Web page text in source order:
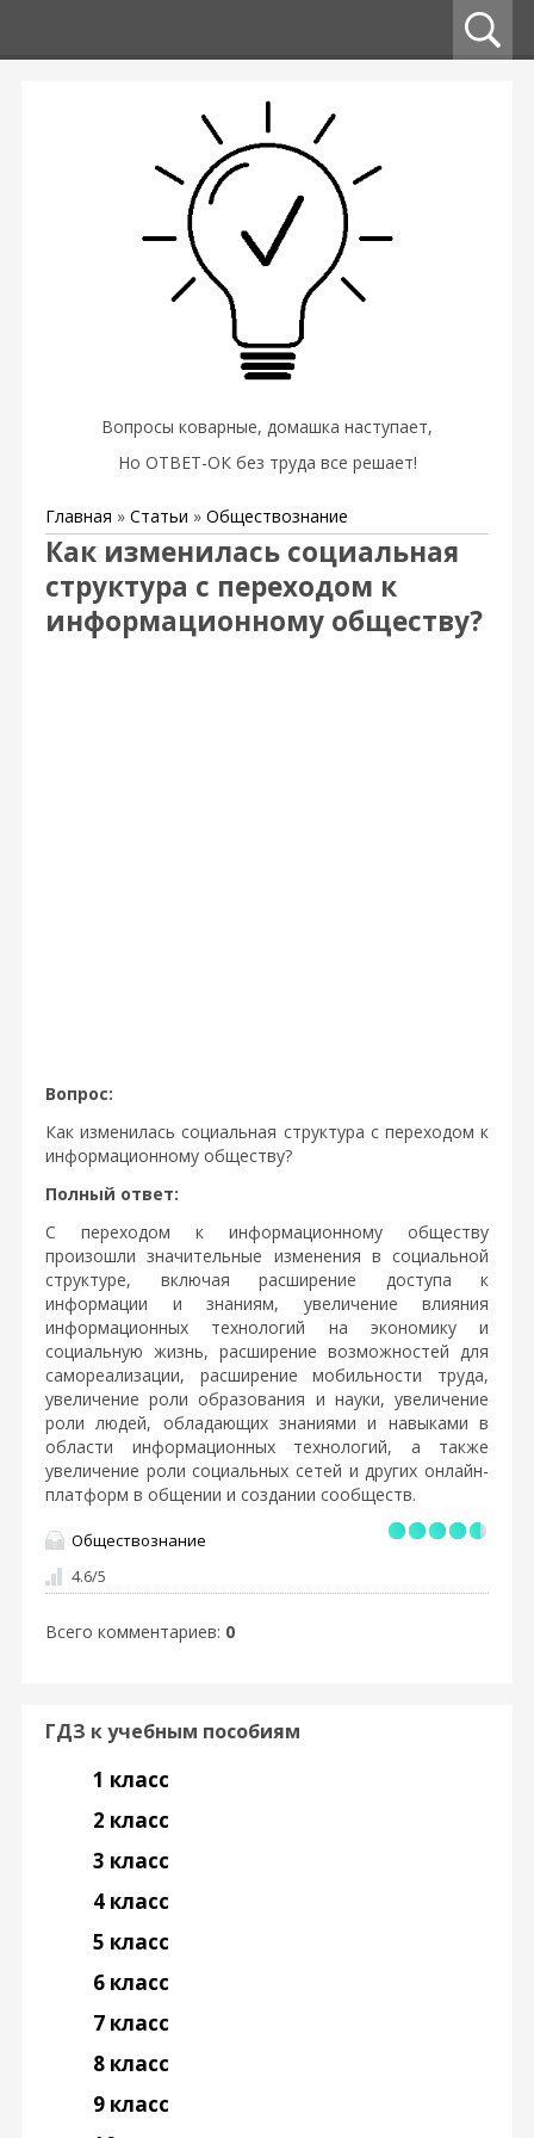
Вопросы коварные, домашка наступает,
Но ОТВЕТ-ОК без труда все решает!
Главная » Статьи » Обществознание
Как изменилась социальная
структура с переходом к
информационному обществу?
Вопрос:
Как изменилась социальная структура с переходом к
информационному обществу?
Полный ответ:
С переходом к информационному обществу
произошли значительные изменения в социальной
структуре, включая расширение доступа к
информации и знаниям, увеличение влияния
информационных технологий на экономику и
социальную жизнь, расширение возможностей для
самореализации, расширение мобильности труда,
увеличение роли образования и науки, увеличение
роли людей, обладающих знаниями и навыками в
области информационных технологий, а также
увеличение роли социальных сетей и других онлайн-
платформ в общении и создании сообществ.
Обществознание
4.6/5
Всего комментариев: 0
ГДЗ к учебным пособиям
1 класс
2 класс
3 класс
4 класс
5 класс
6 класс
7 класс
8 класс
9 класс